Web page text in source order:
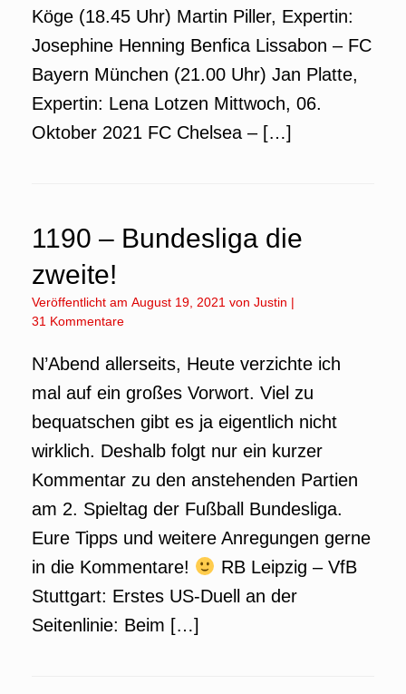
Köge (18.45 Uhr) Martin Piller, Expertin:
Josephine Henning Benfica Lissabon – FC
Bayern München (21.00 Uhr) Jan Platte,
Expertin: Lena Lotzen Mittwoch, 06.
Oktober 2021 FC Chelsea – […]
1190 – Bundesliga die
zweite!
Veröffentlicht am August 19, 2021 von Justin |
31 Kommentare
N’Abend allerseits, Heute verzichte ich
mal auf ein großes Vorwort. Viel zu
bequatschen gibt es ja eigentlich nicht
wirklich. Deshalb folgt nur ein kurzer
Kommentar zu den anstehenden Partien
am 2. Spieltag der Fußball Bundesliga.
Eure Tipps und weitere Anregungen gerne
in die Kommentare!
RB Leipzig – VfB
Stuttgart: Erstes US-Duell an der
Seitenlinie: Beim […]